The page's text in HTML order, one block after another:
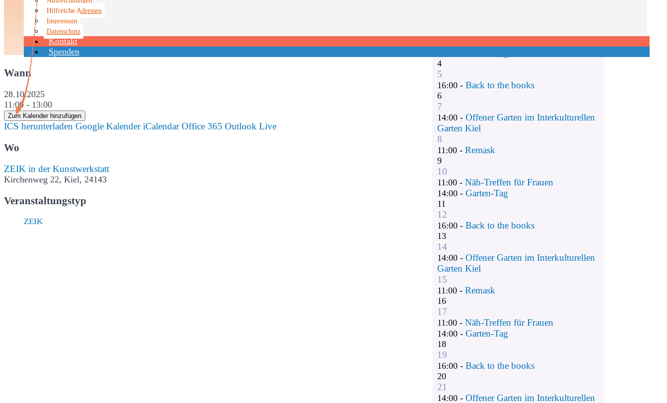
Hilfreiche Adressen
Impressum
Datenschutz
Kontakt
Spenden
Wann
28.10.2025
11:00 - 13:00
Zum Kalender hinzufügen
ICS herunterladen Google Kalender iCalendar Office 365 Outlook Live
Wo
ZEIK in der Kunstwerkstatt
Kirchenweg 22, Kiel, 24143
Veranstaltungstyp
ZEIK
4
5
16:00 -Back to the books
6
7
14:00 -Offener Garten im Interkulturellen
Garten Kiel
8
11:00 -Remask
9
10
11:00 -Näh-Treffen für Frauen
14:00 -Garten-Tag
11
12
16:00 -Back to the books
13
14
14:00 -Offener Garten im Interkulturellen
Garten Kiel
15
11:00 -Remask
16
17
11:00 -Näh-Treffen für Frauen
14:00 -Garten-Tag
18
19
16:00 -Back to the books
20
21
14:00 -Offener Garten im Interkulturellen